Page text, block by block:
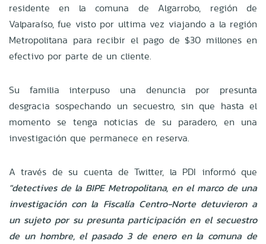
residente en la comuna de Algarrobo, región de
Valparaíso, fue visto por ultima vez viajando a la región
Metropolitana para recibir el pago de $30 millones en
efectivo por parte de un cliente.
Su familia interpuso una denuncia por presunta
desgracia sospechando un secuestro, sin que hasta el
momento se tenga noticias de su paradero, en una
investigación que permanece en reserva.
A través de su cuenta de Twitter, la PDI informó que
"detectives de la BIPE Metropolitana, en el marco de una
investigación con la Fiscalía Centro-Norte detuvieron a
un sujeto por su presunta participación en el secuestro
de un hombre, el pasado 3 de enero en la comuna de